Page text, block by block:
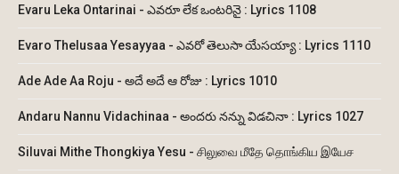
Evaru Leka Ontarinai - ఎవరూ లేక ఒంటరినై : Lyrics 1108
Evaro Thelusaa Yesayyaa - ఎవరో తెలుసా యేసయ్యా : Lyrics 1110
Ade Ade Aa Roju - అదే అదే ఆ రోజు : Lyrics 1010
Andaru Nannu Vidachinaa - అందరు నన్ను విడచినా : Lyrics 1027
Siluvai Mithe Thongkiya Yesu - சிலுவை மீதே தொங்கிய இயேச